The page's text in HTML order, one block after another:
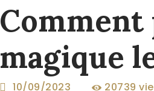
magique
10/09/2023 20739